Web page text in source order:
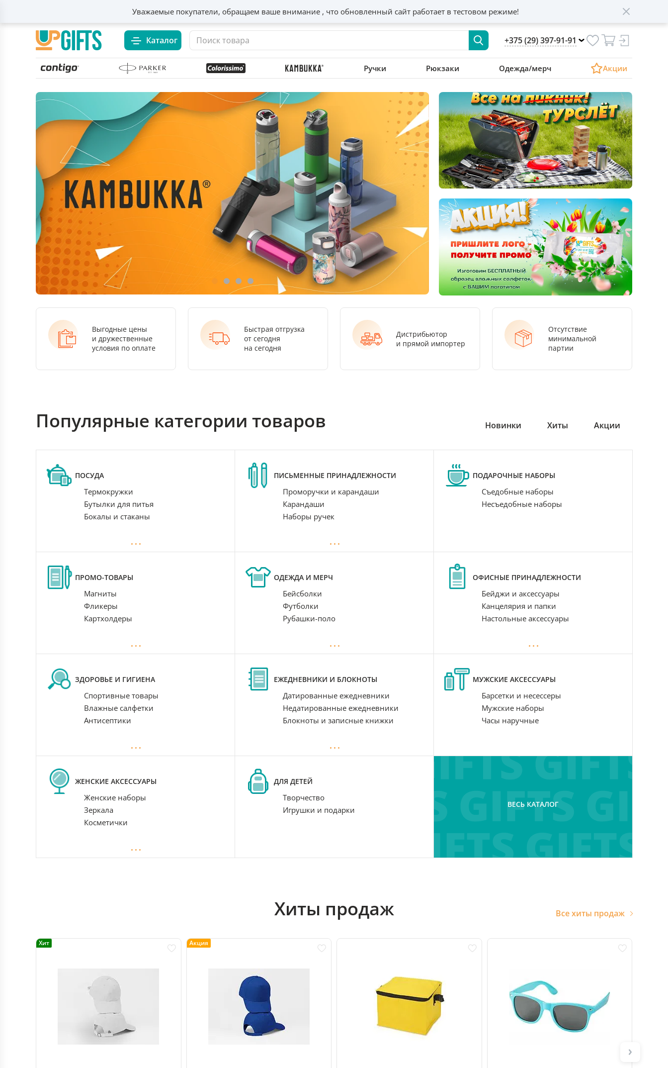
Уважаемые покупатели, обращаем ваше внимание , что обновленный сайт работает в тестовом режиме!
Каталог +375 (29) 397-91-91
Ручки Рюкзаки Одежда/мерч Акции
Выгодные цены
и дружественные
условия по оплате
Быстрая отгрузка
от сегодня
на сегодня
Дистрибьютор
и прямой импортер
Отсутствие
минимальной
партии
Популярные категории товаров Новинки Хиты Акции
ПОСУДА
Термокружки
Бутылки для питья
Бокалы и стаканы
ПИСЬМЕННЫЕ ПРИНАДЛЕЖНОСТИ
Проморучки и карандаши
Карандаши
Наборы ручек
ПОДАРОЧНЫЕ НАБОРЫ
Съедобные наборы
Несъедобные наборы
ПРОМО-ТОВАРЫ
Магниты
Фликеры
Картхолдеры
ОДЕЖДА И МЕРЧ
Бейсболки
Футболки
Рубашки-поло
ОФИСНЫЕ ПРИНАДЛЕЖНОСТИ
Бейджи и аксессуары
Канцелярия и папки
Настольные аксессуары
ЗДОРОВЬЕ И ГИГИЕНА
Спортивные товары
Влажные салфетки
Антисептики
ЕЖЕДНЕВНИКИ И БЛОКНОТЫ
Датированные ежедневники
Недатированные ежедневники
Блокноты и записные книжки
МУЖСКИЕ АКСЕССУАРЫ
Барсетки и несессеры
Мужские наборы
Часы наручные
ЖЕНСКИЕ АКСЕССУАРЫ
Женские наборы
Зеркала
Косметички
ДЛЯ ДЕТЕЙ
Творчество
Игрушки и подарки
ВЕСЬ КАТАЛОГ
Хиты продаж Все хиты продаж
Хит Акция